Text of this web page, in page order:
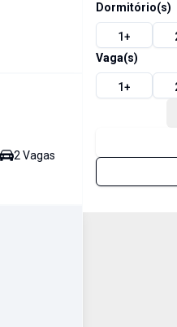
2 Vagas
Dormitório(s)
1+
Vaga(s)
1+